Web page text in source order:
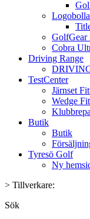
GolfGear
Cobra
Driving Range
TestCenter
Järnset
Wedge
Butik
Butik
Tyresö Golf
Ny
> Tillverkare:
Sök